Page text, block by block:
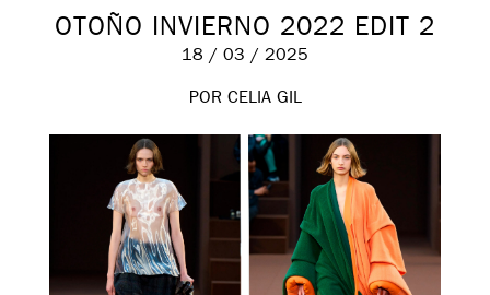
OTOÑO INVIERNO 2022 EDIT 2
18 / 03 / 2025
POR CELIA GIL